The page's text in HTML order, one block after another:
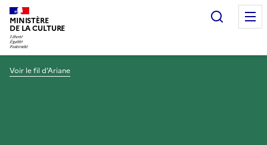
MINISTÈRE
DE LA CULTURE
Voir le fil d’Ariane